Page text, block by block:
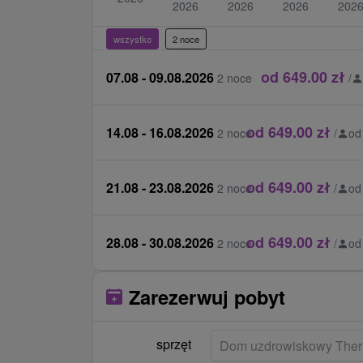
zmiana procedury wymagane przez
€ 2 / procedura
zmiana harmonogramu procedur
aby umieścić € 1 / procedura
pokój wymiana u klienta bez
jednorazowa opłata za wypożyczenie
2026 2026 2026 2026
wszystko 2 noce
07.08 - 09.08.2026 2 noce od 649.00 zł /
14.08 - 16.08.2026 2 noceod 649.00 zł / od
21.08 - 23.08.2026 2 noceod 649.00 zł / od
28.08 - 30.08.2026 2 noceod 649.00 zł / od
Zarezerwuj pobyt
sprzęt